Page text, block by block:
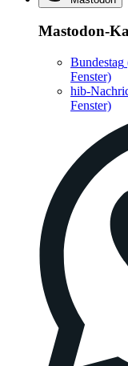
Mastodon-
Bundestag
Fenster)
hib-
Fenster)